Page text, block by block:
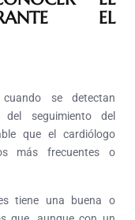
EL
cuando se detectan
del seguimiento del
que el cardiólogo
más frecuentes o
tiene una buena o